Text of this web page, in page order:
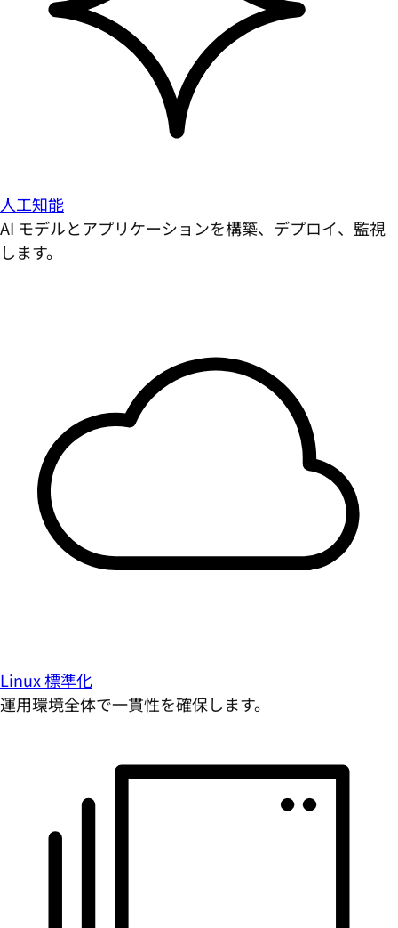
人工知能
AI モデルとアプリケーションを構築、デプロイ、監視
します。
Linux 標準化
運用環境全体で一貫性を確保します。